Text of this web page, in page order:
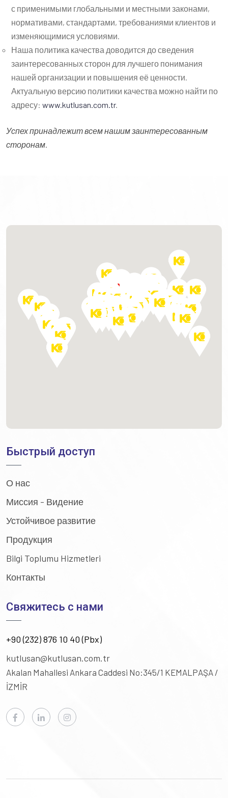
с применимыми глобальными и местными законами,
нормативами, стандартами, требованиями клиентов и
изменяющимися условиями.
Наша политика качества доводится до сведения
заинтересованных сторон для лучшего понимания
нашей организации и повышения её ценности.
Актуальную версию политики качества можно найти по
адресу: www.kutlusan.com.tr.
Успех принадлежит всем нашим заинтересованным
сторонам.
Быстрый доступ
О нас
Миссия - Видение
Устойчивое развитие
Продукция
Bilgi Toplumu Hizmetleri
Контакты
Свяжитесь с нами
+90 (232) 876 10 40 (Pbx)
kutlusan@kutlusan.com.tr
Akalan Mahallesi Ankara Caddesi No:345/1 KEMALPAŞA /
İZMİR